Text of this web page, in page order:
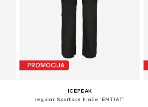
PROMOCIJA
ICEPEAK
regular Sportske hlače 'ENTIAT'